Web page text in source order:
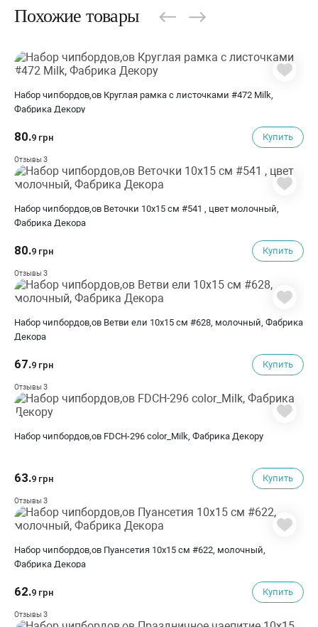
Похожие товары
Набор чипбордов,ов Круглая рамка с листочками #472 Milk,
Фабрика Декору
80.9 грн Купить
Отзывы 3
Набор чипбордов,ов Веточки 10х15 см #541 , цвет молочный,
Фабрика Декора
80.9 грн Купить
Отзывы 3
Набор чипбордов,ов Ветви ели 10х15 см #628, молочный, Фабрика
Декора
67.9 грн Купить
Отзывы 3
Набор чипбордов,ов FDCH-296 color_Milk, Фабрика Декору
63.9 грн Купить
Отзывы 3
Набор чипбордов,ов Пуансетия 10х15 см #622, молочный,
Фабрика Декора
62.9 грн Купить
Отзывы 3